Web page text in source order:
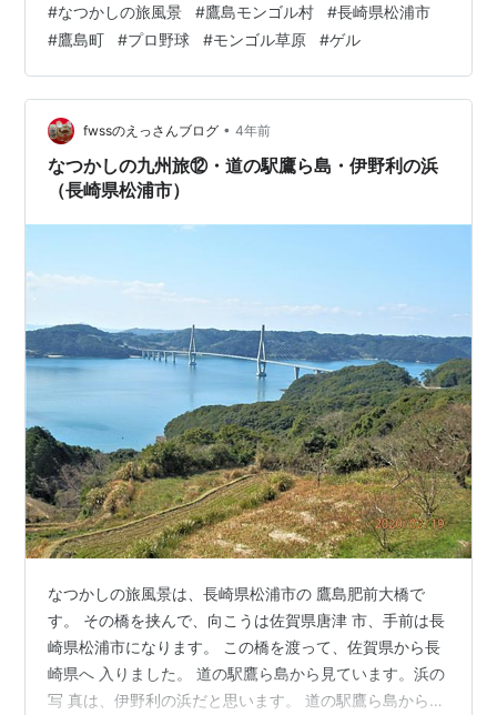
ますが、モンゴル草原やコンビネーション遊具、草スキ
ー場、遊歩道、シンボル搭、ゲル広場などは、‥時‥分か
ら、‥時‥分まで無料開放しております‥と。 プロ野球の
ホークス関係のモニュメントもありましたが、鷹島町の
鷹つながりだったのでしょう。 モンゴル村も、鷹つなが
りから整備されたのかも分かりま…
#なつかしの旅風景 #鷹島モンゴル村 #長崎県松浦市
#鷹島町 #プロ野球 #モンゴル草原 #ゲル
fwssのえっさんブログ • 4年前
なつかしの九州旅⑫・道の駅鷹ら島・伊野利の浜
（長崎県松浦市）
なつかしの旅風景は、長崎県松浦市の 鷹島肥前大橋で
す。 その橋を挟んで、向こうは佐賀県唐津 市、手前は長
崎県松浦市になります。 この橋を渡って、佐賀県から長
崎県へ 入りました。 道の駅鷹ら島から見ています。浜の
写 真は、伊野利の浜だと思います。 道の駅鷹ら島から見